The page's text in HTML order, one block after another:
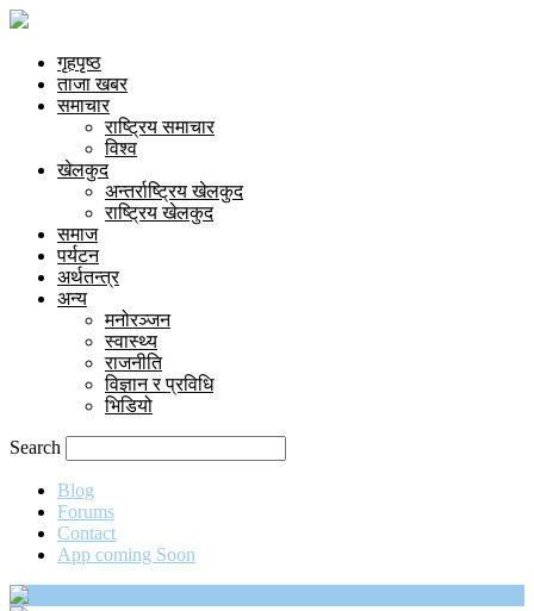
गृहपृष्ठ
ताजा खबर
समाचार
राष्ट्रिय समाचार
विश्व
खेलकुद
अन्तर्राष्ट्रिय खेलकुद
राष्ट्रिय खेलकुद
समाज
पर्यटन
अर्थतन्त्र
अन्य
मनोरञ्जन
स्वास्थ्य
राजनीति
विज्ञान र प्रविधि
भिडियो
Search
Blog
Forums
Contact
App coming Soon